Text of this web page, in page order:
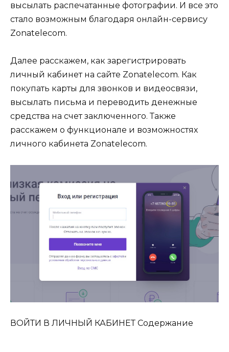
высылать распечатанные фотографии. И все это
стало возможным благодаря онлайн-сервису
Zonatelecom.
Далее расскажем, как зарегистрировать
личный кабинет на сайте Zonatelecom. Как
покупать карты для звонков и видеосвязи,
высылать письма и переводить денежные
средства на счет заключенного. Также
расскажем о функционале и возможностях
личного кабинета Zonatelecom.
ВОЙТИ В ЛИЧНЫЙ КАБИНЕТ Содержание